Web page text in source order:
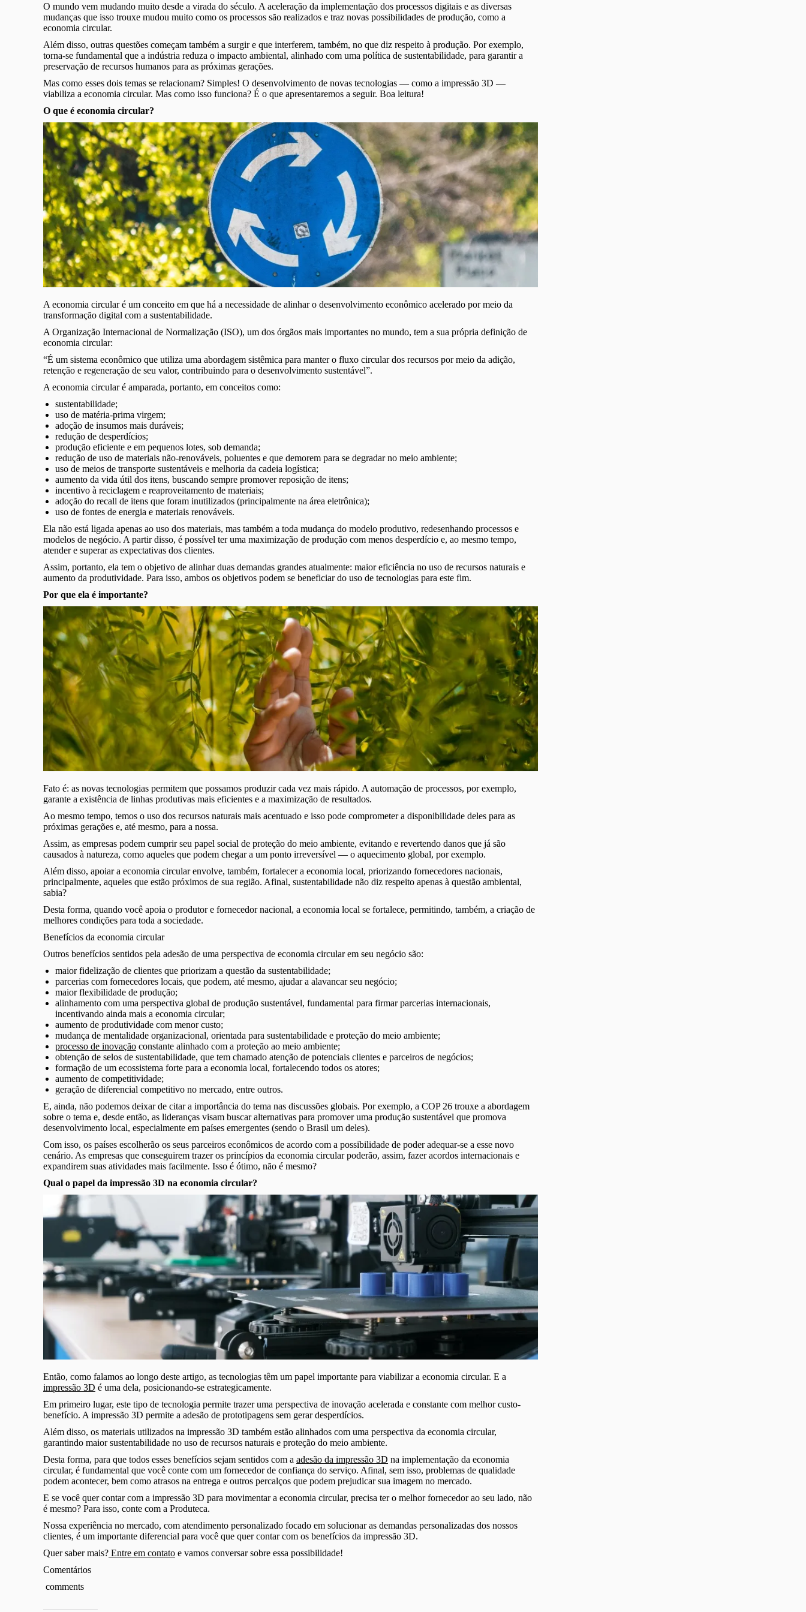
O mundo vem mudando muito desde a virada do século. A aceleração da implementação dos processos digitais e as diversas
mudanças que isso trouxe mudou muito como os processos são realizados e traz novas possibilidades de produção, como a
economia circular.
Além disso, outras questões começam também a surgir e que interferem, também, no que diz respeito à produção. Por exemplo,
torna-se fundamental que a indústria reduza o impacto ambiental, alinhado com uma política de sustentabilidade, para garantir a
preservação de recursos humanos para as próximas gerações.
Mas como esses dois temas se relacionam? Simples! O desenvolvimento de novas tecnologias — como a impressão 3D —
viabiliza a economia circular. Mas como isso funciona? É o que apresentaremos a seguir. Boa leitura!
O que é economia circular?
A economia circular é um conceito em que há a necessidade de alinhar o desenvolvimento econômico acelerado por meio da
transformação digital com a sustentabilidade.
A Organização Internacional de Normalização (ISO), um dos órgãos mais importantes no mundo, tem a sua própria definição de
economia circular:
“É um sistema econômico que utiliza uma abordagem sistêmica para manter o fluxo circular dos recursos por meio da adição,
retenção e regeneração de seu valor, contribuindo para o desenvolvimento sustentável”.
A economia circular é amparada, portanto, em conceitos como:
sustentabilidade;
uso de matéria-prima virgem;
adoção de insumos mais duráveis;
redução de desperdícios;
produção eficiente e em pequenos lotes, sob demanda;
redução de uso de materiais não-renováveis, poluentes e que demorem para se degradar no meio ambiente;
uso de meios de transporte sustentáveis e melhoria da cadeia logística;
aumento da vida útil dos itens, buscando sempre promover reposição de itens;
incentivo à reciclagem e reaproveitamento de materiais;
adoção do recall de itens que foram inutilizados (principalmente na área eletrônica);
uso de fontes de energia e materiais renováveis.
Ela não está ligada apenas ao uso dos materiais, mas também a toda mudança do modelo produtivo, redesenhando processos e
modelos de negócio. A partir disso, é possível ter uma maximização de produção com menos desperdício e, ao mesmo tempo,
atender e superar as expectativas dos clientes.
Assim, portanto, ela tem o objetivo de alinhar duas demandas grandes atualmente: maior eficiência no uso de recursos naturais e
aumento da produtividade. Para isso, ambos os objetivos podem se beneficiar do uso de tecnologias para este fim.
Por que ela é importante?
Fato é: as novas tecnologias permitem que possamos produzir cada vez mais rápido. A automação de processos, por exemplo,
garante a existência de linhas produtivas mais eficientes e a maximização de resultados.
Ao mesmo tempo, temos o uso dos recursos naturais mais acentuado e isso pode comprometer a disponibilidade deles para as
próximas gerações e, até mesmo, para a nossa.
Assim, as empresas podem cumprir seu papel social de proteção do meio ambiente, evitando e revertendo danos que já são
causados à natureza, como aqueles que podem chegar a um ponto irreversível — o aquecimento global, por exemplo.
Além disso, apoiar a economia circular envolve, também, fortalecer a economia local, priorizando fornecedores nacionais,
principalmente, aqueles que estão próximos de sua região. Afinal, sustentabilidade não diz respeito apenas à questão ambiental,
sabia?
Desta forma, quando você apoia o produtor e fornecedor nacional, a economia local se fortalece, permitindo, também, a criação de
melhores condições para toda a sociedade.
Benefícios da economia circular
Outros benefícios sentidos pela adesão de uma perspectiva de economia circular em seu negócio são:
maior fidelização de clientes que priorizam a questão da sustentabilidade;
parcerias com fornecedores locais, que podem, até mesmo, ajudar a alavancar seu negócio;
maior flexibilidade de produção;
alinhamento com uma perspectiva global de produção sustentável, fundamental para firmar parcerias internacionais,
incentivando ainda mais a economia circular;
aumento de produtividade com menor custo;
mudança de mentalidade organizacional, orientada para sustentabilidade e proteção do meio ambiente;
processo de inovação constante alinhado com a proteção ao meio ambiente;
obtenção de selos de sustentabilidade, que tem chamado atenção de potenciais clientes e parceiros de negócios;
formação de um ecossistema forte para a economia local, fortalecendo todos os atores;
aumento de competitividade;
geração de diferencial competitivo no mercado, entre outros.
E, ainda, não podemos deixar de citar a importância do tema nas discussões globais. Por exemplo, a COP 26 trouxe a abordagem
sobre o tema e, desde então, as lideranças visam buscar alternativas para promover uma produção sustentável que promova
desenvolvimento local, especialmente em países emergentes (sendo o Brasil um deles).
Com isso, os países escolherão os seus parceiros econômicos de acordo com a possibilidade de poder adequar-se a esse novo
cenário. As empresas que conseguirem trazer os princípios da economia circular poderão, assim, fazer acordos internacionais e
expandirem suas atividades mais facilmente. Isso é ótimo, não é mesmo?
Qual o papel da impressão 3D na economia circular?
Então, como falamos ao longo deste artigo, as tecnologias têm um papel importante para viabilizar a economia circular. E a
impressão 3D é uma dela, posicionando-se estrategicamente.
Em primeiro lugar, este tipo de tecnologia permite trazer uma perspectiva de inovação acelerada e constante com melhor custo-
benefício. A impressão 3D permite a adesão de prototipagens sem gerar desperdícios.
Além disso, os materiais utilizados na impressão 3D também estão alinhados com uma perspectiva da economia circular,
garantindo maior sustentabilidade no uso de recursos naturais e proteção do meio ambiente.
Desta forma, para que todos esses benefícios sejam sentidos com a adesão da impressão 3D na implementação da economia
circular, é fundamental que você conte com um fornecedor de confiança do serviço. Afinal, sem isso, problemas de qualidade
podem acontecer, bem como atrasos na entrega e outros percalços que podem prejudicar sua imagem no mercado.
E se você quer contar com a impressão 3D para movimentar a economia circular, precisa ter o melhor fornecedor ao seu lado, não
é mesmo? Para isso, conte com a Produteca.
Nossa experiência no mercado, com atendimento personalizado focado em solucionar as demandas personalizadas dos nossos
clientes, é um importante diferencial para você que quer contar com os benefícios da impressão 3D.
Quer saber mais? Entre em contato e vamos conversar sobre essa possibilidade!
Comentários
comments